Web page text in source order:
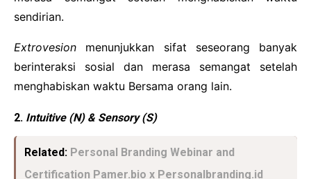
sendirian.
Extrovesion menunjukkan sifat seseorang banyak
berinteraksi sosial dan merasa semangat setelah
menghabiskan waktu Bersama orang lain.
2. Intuitive (N) & Sensory (S)
Related: Personal Branding Webinar and
Certification Pamer.bio x Personalbranding.id